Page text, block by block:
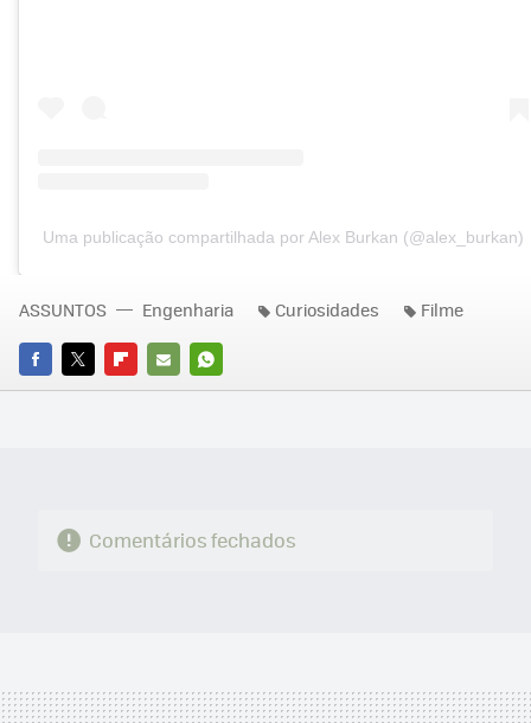
Uma publicação compartilhada por Alex Burkan (@alex_burkan)
FACEBOOK
TWITTERFLIPBOARD
E-
WHATSAPP
ASSUNTOS Engenharia Curiosidades Filme
Comentários fechados